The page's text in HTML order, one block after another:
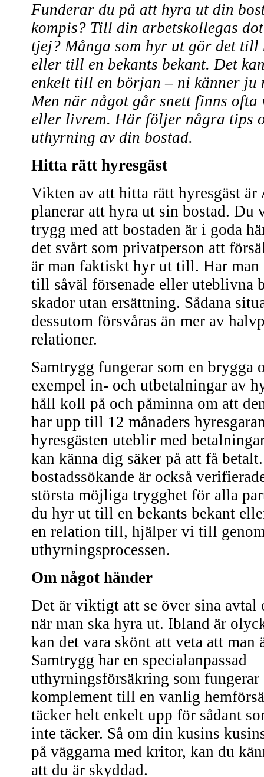
Funderar du på att hyra ut din
kompis? Till din arbetskollegas
tjej? Många som hyr ut gör det till
eller till en bekants bekant. Det
enkelt till en början – ni känner ju
Men när något går snett finns ofta
eller livrem. Här följer några tips
uthyrning av din bostad.
Hitta rätt hyresgäst
Vikten av att hitta rätt hyresgäst är
planerar att hyra ut sin bostad. Du
trygg med att bostaden är i goda
det svårt som privatperson att
är man faktiskt hyr ut till. Har man
till såväl försenade eller uteblivna
skador utan ersättning. Sådana
dessutom försvåras än mer av
relationer.
Samtrygg fungerar som en brygga
exempel in- och utbetalningar av
håll koll på och påminna om att
har upp till 12 månaders
hyresgästen uteblir med
kan känna dig säker på att få
bostadssökande är också
största möjliga trygghet för alla
du hyr ut till en bekants bekant
en relation till, hjälper vi till
uthyrningsprocessen.
Om något händer
Det är viktigt att se över sina avtal
när man ska hyra ut. Ibland är
kan det vara skönt att veta att man
Samtrygg har en specialanpassad
uthyrningsförsäkring som fungerar
komplement till en vanlig
täcker helt enkelt upp för sådant
inte täcker. Så om din kusins
på väggarna med kritor, kan du
att du är skyddad.